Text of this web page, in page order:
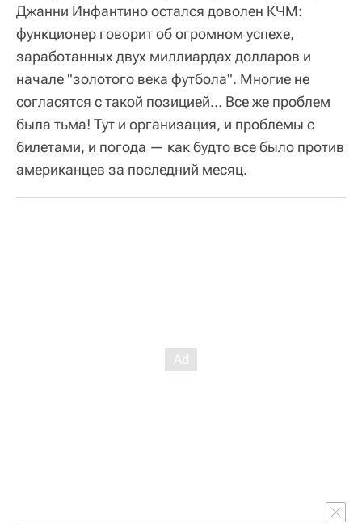
Джанни Инфантино остался доволен КЧМ:
функционер говорит об огромном успехе,
заработанных двух миллиардах долларов и
начале "золотого века футбола". Многие не
согласятся с такой позицией… Все же проблем
была тьма! Тут и организация, и проблемы с
билетами, и погода — как будто все было против
американцев за последний месяц.